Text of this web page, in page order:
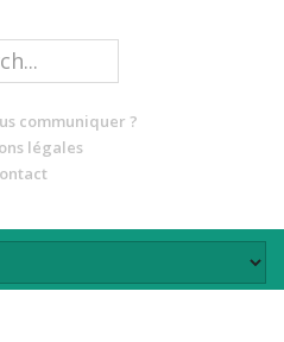
communiquer ?
légales